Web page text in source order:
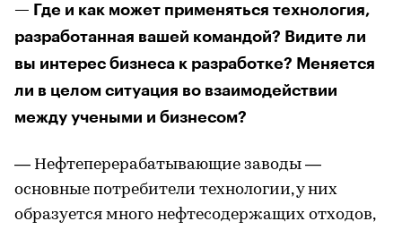
— Где и как может применяться технология,
разработанная вашей командой? Видите ли
вы интерес бизнеса к разработке? Меняется
ли в целом ситуация во взаимодействии
между учеными и бизнесом?
— Нефтеперерабатывающие заводы —
основные потребители технологии, у них
образуется много нефтесодержащих отходов,